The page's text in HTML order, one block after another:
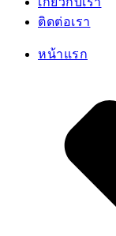
ติดต่อเรา
หน้าแรก